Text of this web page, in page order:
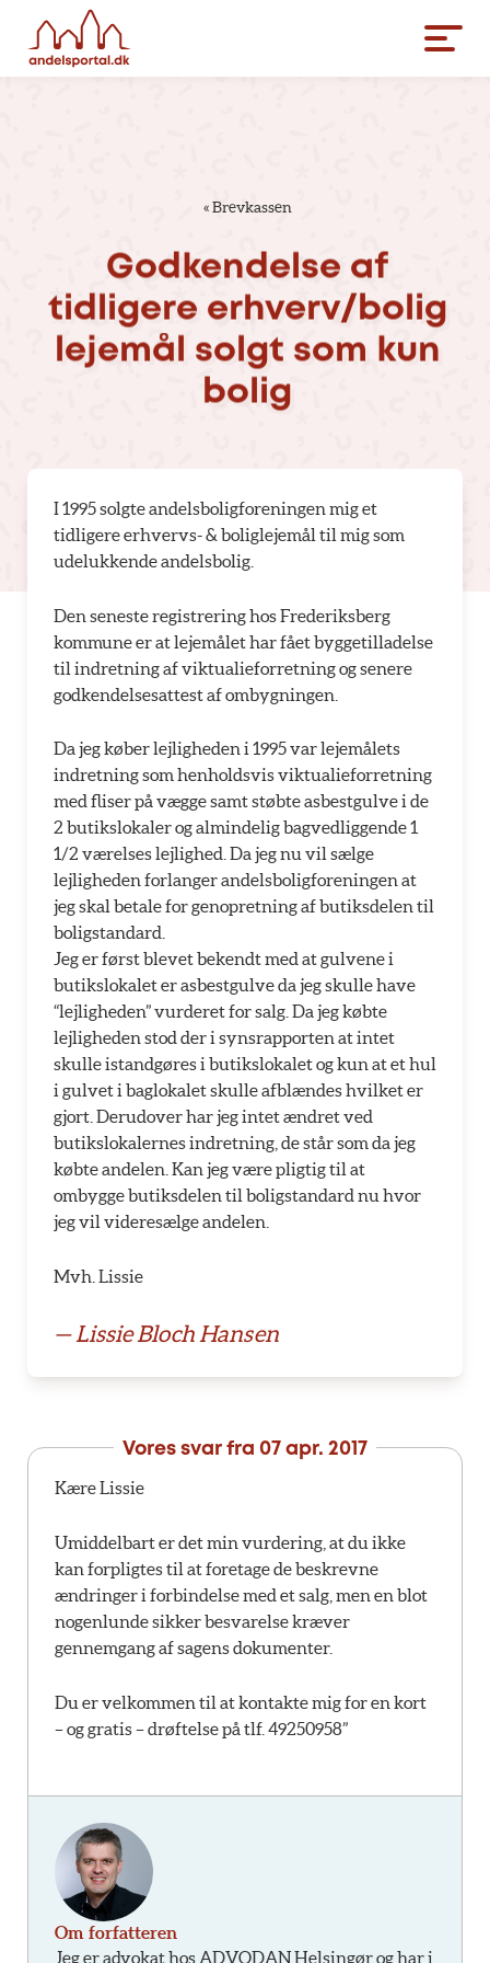
«Brevkassen
Godkendelse af
tidligere erhverv/bolig
lejemål
solgt som kun
bolig
I 1995 solgte andelsboligforeningen mig et
tidligere erhvervs- & boliglejemål til mig som
udelukkende andelsbolig.
Den seneste registrering hos Frederiksberg
kommune er at lejemålet har fået byggetilladelse
til indretning af viktualieforretning og senere
godkendelsesattest af ombygningen.
Da jeg køber lejligheden i 1995 var lejemålets
indretning som henholdsvis viktualieforretning
med fliser på vægge samt støbte asbestgulve i de
2 butikslokaler og almindelig bagvedliggende 1
1/2 værelses lejlighed. Da jeg nu vil sælge
lejligheden forlanger andelsboligforeningen at
jeg skal betale for genopretning af butiksdelen til
boligstandard.
Jeg er først blevet bekendt med at gulvene i
butikslokalet er asbestgulve da jeg skulle have
“lejligheden” vurderet for salg. Da jeg købte
lejligheden stod der i synsrapporten at intet
skulle istandgøres i butikslokalet og kun at et hul
i gulvet i baglokalet skulle afblændes hvilket er
gjort. Derudover har jeg intet ændret ved
butikslokalernes indretning, de står som da jeg
købte andelen. Kan jeg være pligtig til at
ombygge butiksdelen til boligstandard nu hvor
jeg vil videresælge andelen.
Mvh. Lissie
— Lissie Bloch Hansen
Vores svar fra 07 apr. 2017
Kære Lissie
Umiddelbart er det min vurdering, at du ikke
kan forpligtes til at foretage de beskrevne
ændringer i forbindelse med et salg, men en blot
nogenlunde sikker besvarelse kræver
gennemgang af sagens dokumenter.
Du er velkommen til at kontakte mig for en kort
– og gratis – drøftelse på tlf. 49250958”
Om forfatteren
Jeg er advokat hos ADVODAN Helsingør og har i